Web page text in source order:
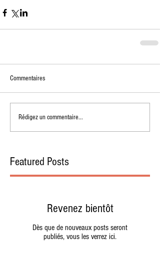
Commentaires
Rédigez un commentaire...
Featured Posts
Revenez bientôt
Dès que de nouveaux posts seront
publiés, vous les verrez ici.